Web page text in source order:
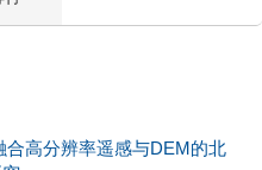
合高分辨率遥感与DEM的北